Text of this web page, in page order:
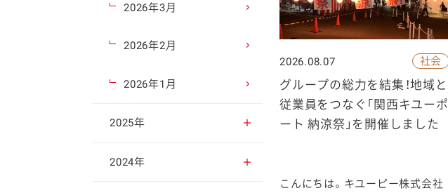
社会
2026.08.07
グループの総力を結集！地域と
従業員をつなぐ「関西キユーポ
ート 納涼祭」を開催しました
こんにちは。キユーピー株式会社
2026年3月
2026年2月
2026年1月
2025年
2025年12月
2024年